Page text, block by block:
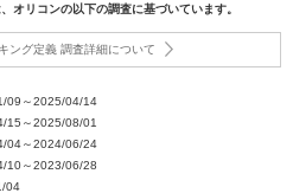
オリコンの以下の調査に基づいています。
ング定義 調査詳細について
09～2025/04/14
15～2025/08/01
04～2024/06/24
10～2023/06/28
04